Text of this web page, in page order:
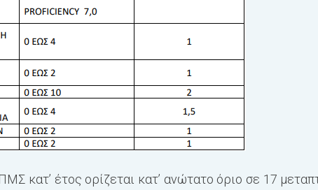
κατ’ έτος ορίζεται κατ’ ανώτατο όριο σε 17